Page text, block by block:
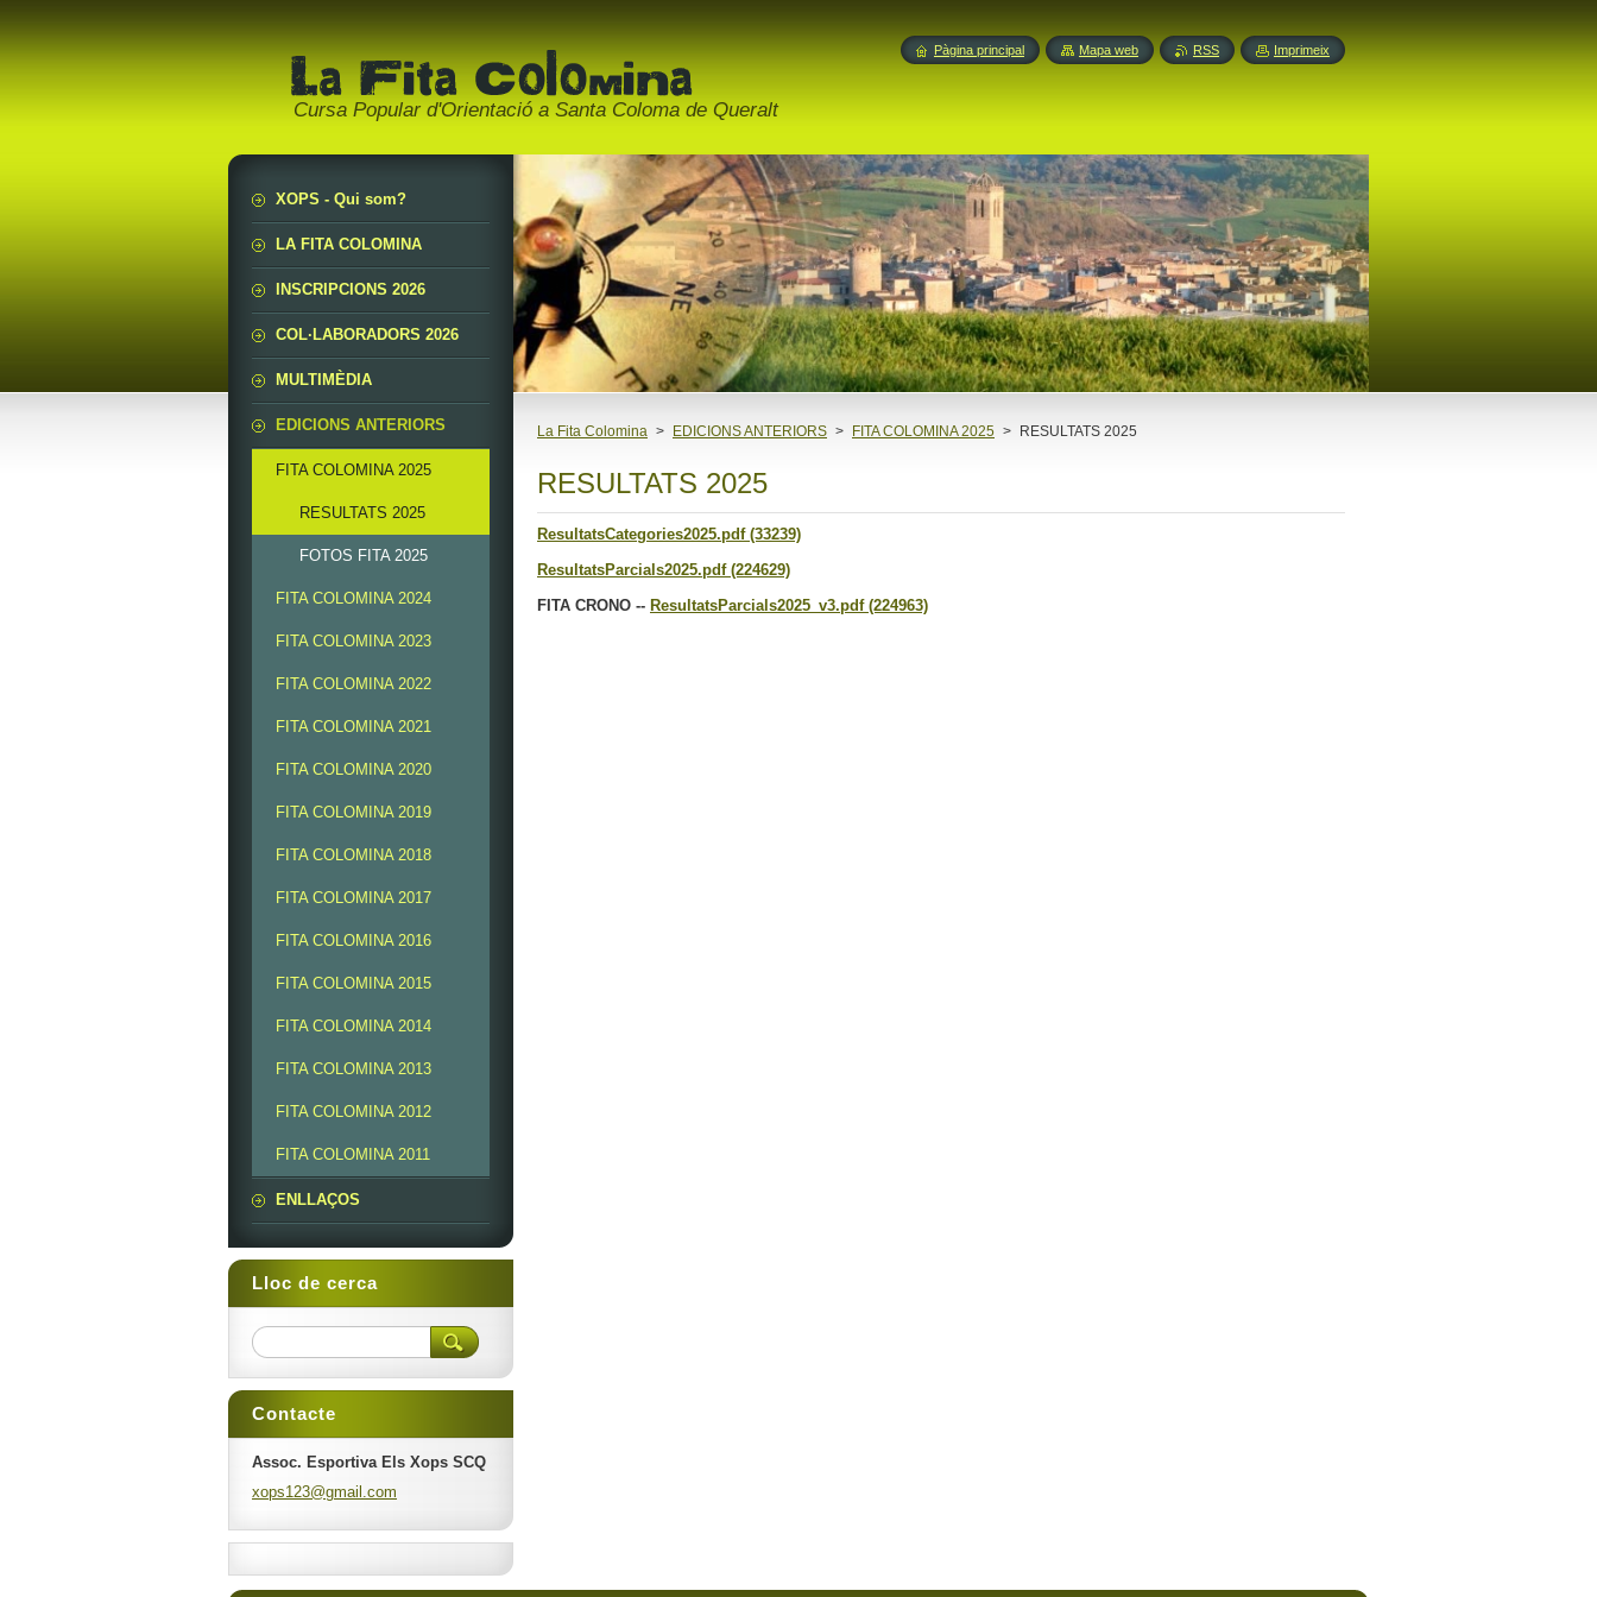
Cursa Popular d'Orientació a Santa Coloma de Queralt
La Fita Colomina > EDICIONS ANTERIORS > FITA COLOMINA 2025 > RESULTATS 2025
RESULTATS 2025
ResultatsCategories2025.pdf (33239)
ResultatsParcials2025.pdf (224629)
FITA CRONO -- ResultatsParcials2025_v3.pdf (224963)
XOPS - Qui som?
LA FITA COLOMINA
INSCRIPCIONS 2026
COL·LABORADORS 2026
MULTIMÈDIA
EDICIONS ANTERIORS
FITA COLOMINA 2025
RESULTATS 2025
FOTOS FITA 2025
FITA COLOMINA 2024
FITA COLOMINA 2023
FITA COLOMINA 2022
FITA COLOMINA 2021
FITA COLOMINA 2020
FITA COLOMINA 2019
FITA COLOMINA 2018
FITA COLOMINA 2017
FITA COLOMINA 2016
FITA COLOMINA 2015
FITA COLOMINA 2014
FITA COLOMINA 2013
FITA COLOMINA 2012
FITA COLOMINA 2011
ENLLAÇOS
Lloc de cerca
Contacte
Assoc. Esportiva Els Xops SCQ
xops123@gmail.com
Pàgina principal Mapa web RSS Imprimeix